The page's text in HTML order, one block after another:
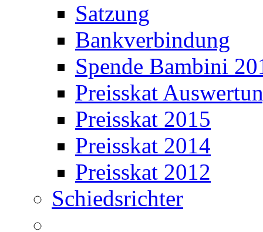
Satzung
Bankverbindung
Spende Bambini
Preisskat
Preisskat 2015
Preisskat 2014
Preisskat 2012
Schiedsrichter